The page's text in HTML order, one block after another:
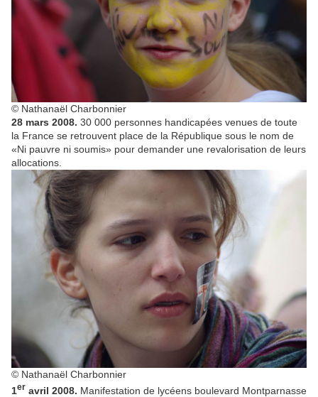
© Nathanaël Charbonnier
28 mars 2008. 30 000 personnes handicapées venues de toute
la France se retrouvent place de la République sous le nom de
«Ni pauvre ni soumis» pour demander une revalorisation de leurs
allocations.
© Nathanaël Charbonnier
1er avril 2008. Manifestation de lycéens boulevard Montparnasse